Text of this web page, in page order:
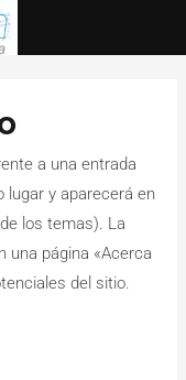
a una entrada
lugar y aparecerá en
los temas). La
una página «Acerca
del sitio.